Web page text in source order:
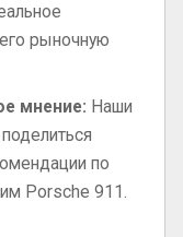
рыночную
мнение: Наши
по
Porsche 911.